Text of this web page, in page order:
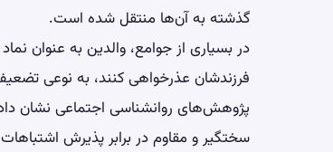
گذشته به آن‌ها منتقل شده است.
در بسیاری از جوامع، والدین به عنوان
فرزندشان عذرخواهی کنند، به نوعی
پژوهش‌های روانشناسی اجتماعی نشان
سختگیر و مقاوم در برابر پذیرش